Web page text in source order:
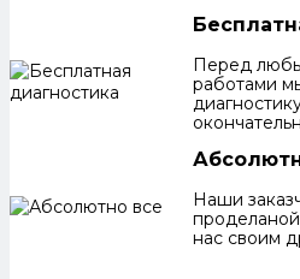
Перед
работами
Наши
нас своим